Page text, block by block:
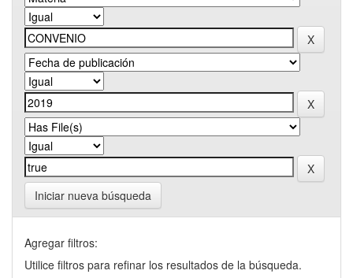
Iniciar nueva búsqueda
Agregar filtros:
Utilice filtros para refinar los resultados de la búsqueda.